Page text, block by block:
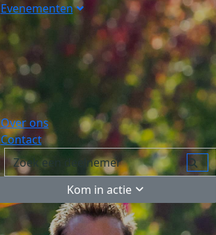
Evenementen
Over ons
Contact
Kom in actie